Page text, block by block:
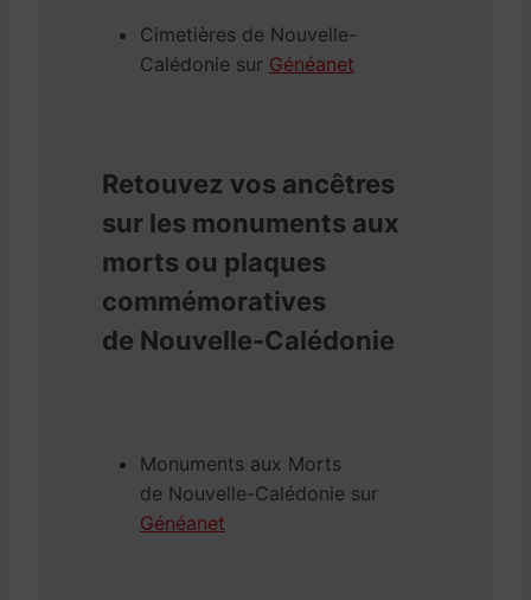
Cimetières de Nouvelle-
Calédonie sur Généanet
Retouvez vos ancêtres
sur les monuments aux
morts ou plaques
commémoratives
de Nouvelle-Calédonie
Monuments aux Morts
de Nouvelle-Calédonie sur
Généanet